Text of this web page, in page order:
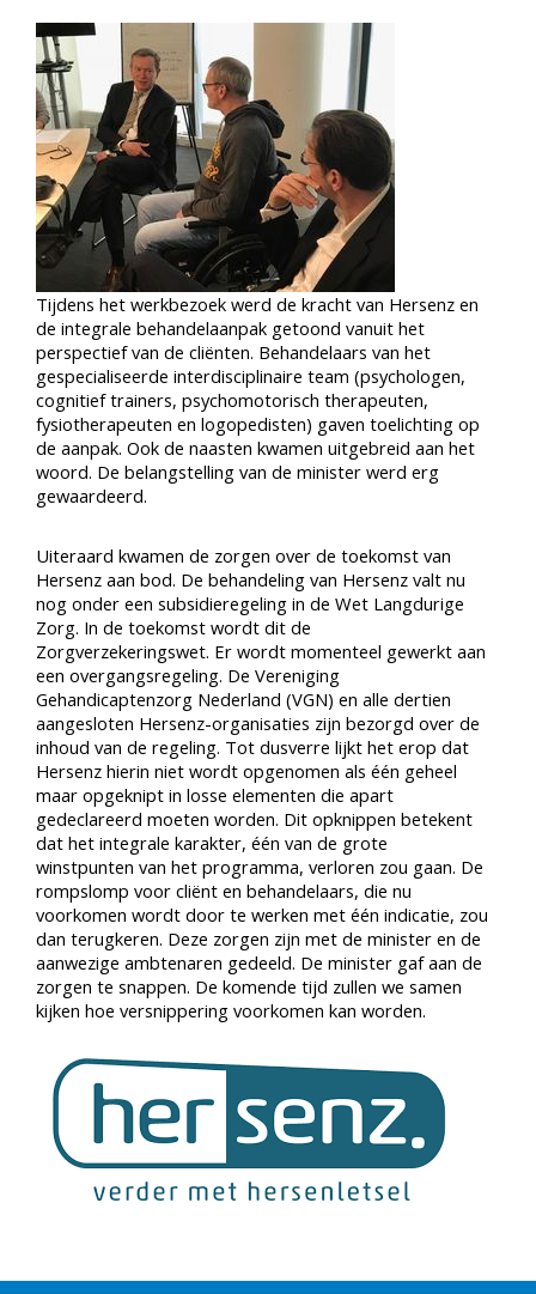
Tijdens het werkbezoek werd de kracht van Hersenz en
de integrale behandelaanpak getoond vanuit het
perspectief van de cliënten. Behandelaars van het
gespecialiseerde interdisciplinaire team (psychologen,
cognitief trainers, psychomotorisch therapeuten,
fysiotherapeuten en logopedisten) gaven toelichting op
de aanpak. Ook de naasten kwamen uitgebreid aan het
woord. De belangstelling van de minister werd erg
gewaardeerd.
Uiteraard kwamen de zorgen over de toekomst van
Hersenz aan bod. De behandeling van Hersenz valt nu
nog onder een subsidieregeling in de Wet Langdurige
Zorg. In de toekomst wordt dit de
Zorgverzekeringswet. Er wordt momenteel gewerkt aan
een overgangsregeling. De Vereniging
Gehandicaptenzorg Nederland (VGN) en alle dertien
aangesloten Hersenz-organisaties zijn bezorgd over de
inhoud van de regeling. Tot dusverre lijkt het erop dat
Hersenz hierin niet wordt opgenomen als één geheel
maar opgeknipt in losse elementen die apart
gedeclareerd moeten worden. Dit opknippen betekent
dat het integrale karakter, één van de grote
winstpunten van het programma, verloren zou gaan. De
rompslomp voor cliënt en behandelaars, die nu
voorkomen wordt door te werken met één indicatie, zou
dan terugkeren. Deze zorgen zijn met de minister en de
aanwezige ambtenaren gedeeld. De minister gaf aan de
zorgen te snappen. De komende tijd zullen we samen
kijken hoe versnippering voorkomen kan worden.